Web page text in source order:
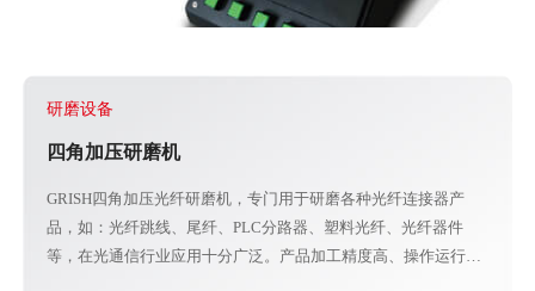
研磨设备
四角加压研磨机
GRISH四角加压光纤研磨机，专门用于研磨各种光纤连接器产
品，如：光纤跳线、尾纤、PLC分路器、塑料光纤、光纤器件
等，在光通信行业应用十分广泛。产品加工精度高、操作运行稳